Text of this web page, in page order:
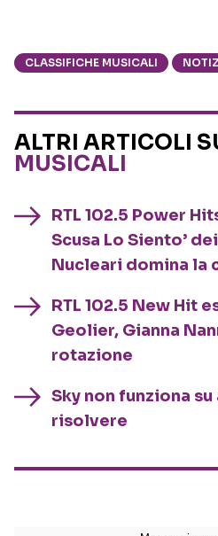
CLASSIFICHE MUSICALI
ALTRI ARTICOLI
MUSICALI
RTL 102.5 Power
Scusa Lo Siento’
Nucleari domina la
RTL 102.5 New Hit
Geolier, Gianna
rotazione
Sky non funziona
risolvere